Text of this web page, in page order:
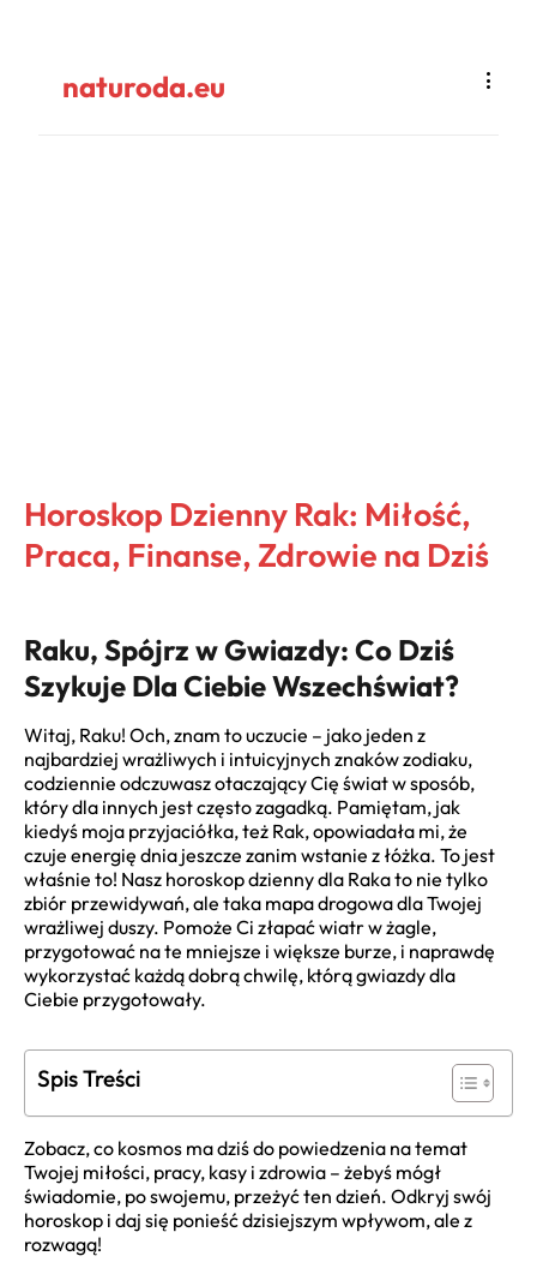
naturoda.eu
Horoskop Dzienny Rak: Miłość,
Praca, Finanse, Zdrowie na Dziś
Raku, Spójrz w Gwiazdy: Co Dziś
Szykuje Dla Ciebie Wszechświat?
Witaj, Raku! Och, znam to uczucie – jako jeden z
najbardziej wrażliwych i intuicyjnych znaków zodiaku,
codziennie odczuwasz otaczający Cię świat w sposób,
który dla innych jest często zagadką. Pamiętam, jak
kiedyś moja przyjaciółka, też Rak, opowiadała mi, że
czuje energię dnia jeszcze zanim wstanie z łóżka. To jest
właśnie to! Nasz horoskop dzienny dla Raka to nie tylko
zbiór przewidywań, ale taka mapa drogowa dla Twojej
wrażliwej duszy. Pomoże Ci złapać wiatr w żagle,
przygotować na te mniejsze i większe burze, i naprawdę
wykorzystać każdą dobrą chwilę, którą gwiazdy dla
Ciebie przygotowały.
Spis Treści
Zobacz, co kosmos ma dziś do powiedzenia na temat
Twojej miłości, pracy, kasy i zdrowia – żebyś mógł
świadomie, po swojemu, przeżyć ten dzień. Odkryj swój
horoskop i daj się ponieść dzisiejszym wpływom, ale z
rozwagą!